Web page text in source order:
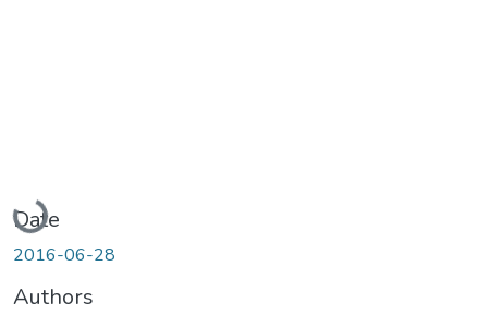
Loading...
Date
2016-06-28
Authors